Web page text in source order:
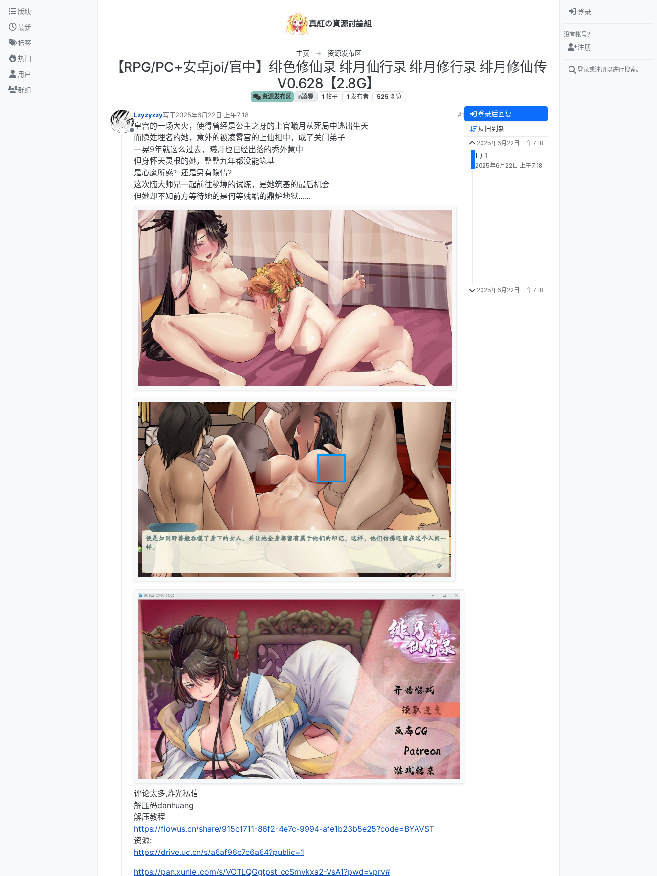
跳转至内容
版块
最新
标签
热门
用户
群组
真紅の資源討論組
主页 资源发布区
【RPG/PC+安卓joi/官中】绯色修仙录 绯月仙行录 绯月修行录 绯月修仙传
V0.628【2.8G】
资源发布区 n凌辱 1 帖子 1 发布者 525 浏览
离线
Lzyzyzzy写于2025年6月22日 上午7:18
最后由 编辑
#1
皇宫的一场大火，使得曾经是公主之身的上官曦月从死局中逃出生天
而隐姓埋名的她，意外的被凌霄宫的上仙相中，成了关门弟子
一晃9年就这么过去，曦月也已经出落的秀外慧中
但身怀天灵根的她，整整九年都没能筑基
是心魔所惑？还是另有隐情？
这次随大师兄一起前往秘境的试炼，是她筑基的最后机会
但她却不知前方等待她的是何等残酷的鼎炉地狱……
评论太多,炸光私信
解压码danhuang
解压教程
https://flowus.cn/share/915c1711-86f2-4e7c-9994-afe1b23b5e25?code=BYAVST
资源:
https://drive.uc.cn/s/a6af96e7c6a64?public=1
https://pan.xunlei.com/s/VOTLQGgtpst_ccSmvkxa2-VsA1?pwd=vprv#
登录后回复
从旧到新
2025年6月22日 上午7:18
1 / 1
2025年6月22日 上午7:18
2025年6月22日 上午7:18
登录
没有帐号？
注册
登录或注册以进行搜索。